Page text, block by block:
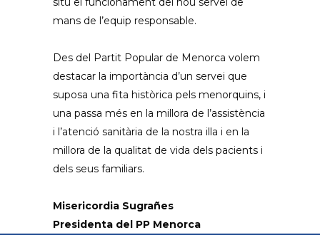
mans de l’equip responsable.
Des del Partit Popular de Menorca volem
destacar la importància d’un servei que
suposa una fita històrica pels menorquins, i
una passa més en la millora de l’assistència
i l’atenció sanitària de la nostra illa i en la
millora de la qualitat de vida dels pacients i
dels seus familiars.
Misericordia Sugrañes
Presidenta del PP Menorca